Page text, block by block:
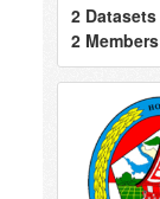
2 Datasets
2 Members